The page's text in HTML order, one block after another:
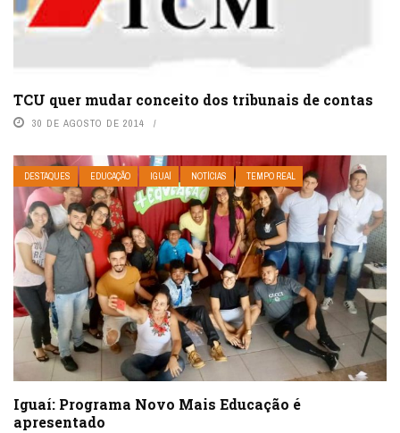
TCU quer mudar conceito dos tribunais de contas
30 DE AGOSTO DE 2014
DESTAQUES EDUCAÇÃO IGUAÍ NOTÍCIAS TEMPO REAL
Iguaí: Programa Novo Mais Educação é
apresentado